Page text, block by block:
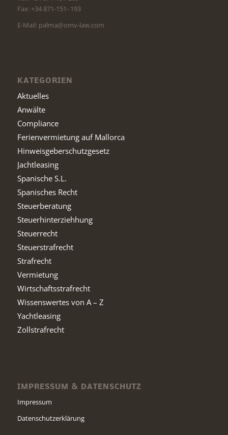
Fax: +34 871-151- 193
E-Mail: palma@omv-law.com
KATEGORIEN
Aktuelles
Anwälte
Compliance
Ferienvermietung auf Mallorca
Hinweisgeberschutzgesetz
Jachtleasing
Spanische S.L.
Spanisches Recht
Steuerberatung
Steuerhinterziehhung
Steuerrecht
Steuerstrafrecht
Strafrecht
Vermietung
Wirtschaftsstrafrecht
Wissenswertes von A – Z
Yachtleasing
Zollstrafrecht
IMPRESSUM & DATENSCHUTZ
Impressum
Datenschutzerklärung